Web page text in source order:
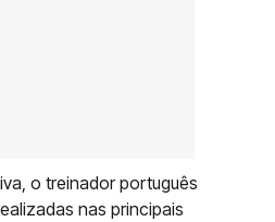
o treinador português
nas principais